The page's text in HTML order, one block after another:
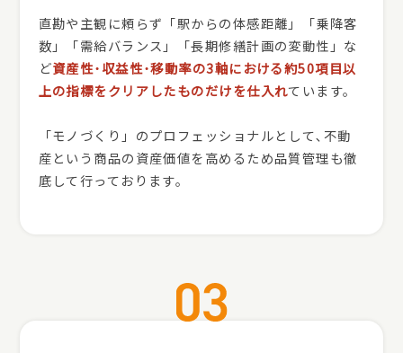
直勘や主観に頼らず「駅からの体感距離」「乗降客
数」「需給バランス」「長期修繕計画の変動性」な
ど資産性･収益性･移動率の3軸における約50項目以
上の指標をクリアしたものだけを仕入れています。
「モノづくり」のプロフェッショナルとして､不動
産という商品の資産価値を高めるため品質管理も徹
底して行っております。